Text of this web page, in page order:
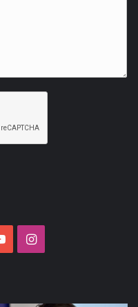
YouTubeInstagram